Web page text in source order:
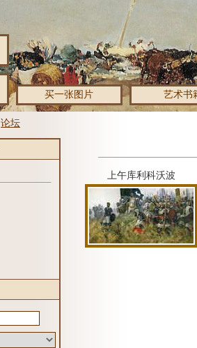
买一张图片 艺术书
论坛
上午库利科沃波